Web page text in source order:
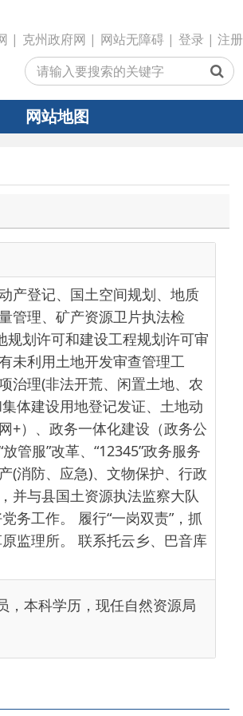
站无障碍| 登录 | 注册
规划、地质
卫片执法检
程规划许可审
查管理工
闲置土地、农
发证、土地动
建设（政务公
政务服务
物保护、行政
法监察大队
岗双责”，抓
云乡、巴音库
自然资源局